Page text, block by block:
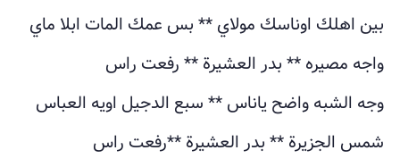
بين اهلك اوناسك مولاي ** بس عمك المات ابلا ماي
واجه مصيره ** بدر العشيرة ** رفعت راس
وجه الشبه واضح ياناس ** سبع الدجيل اويه العباس
شمس الجزيرة ** بدر العشيرة **رفعت راس